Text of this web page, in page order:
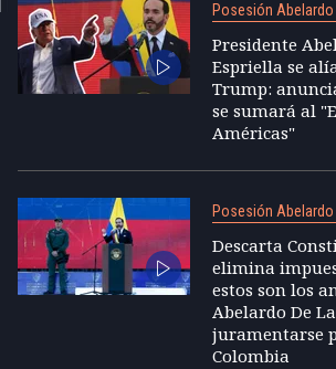
Posesión Abelardo
Presidente
Espriella se
Trump:
se sumará al
Américas"
Posesión Abelardo
Descarta
elimina
estos son los
Abelardo De
juramentarse
Colombia